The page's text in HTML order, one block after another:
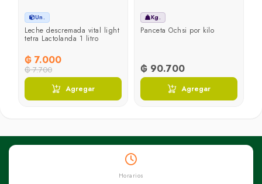
Un.
Leche descremada vital light
tetra Lactolanda 1 litro
₲ 7.000
₲ 7.700
Agregar
Kg.
Panceta Ochsi por kilo
₲ 90.700
Agregar
Horarios